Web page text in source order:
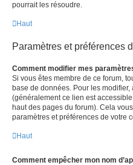
pourrait les résoudre.
Haut
Paramètres et préférences
Comment modifier mes
Si vous êtes membre de ce forum,
base de données. Pour les modifier,
(généralement ce lien est
haut des pages du forum). Cela
paramètres et préférences de votre
Haut
Comment empêcher mon nom